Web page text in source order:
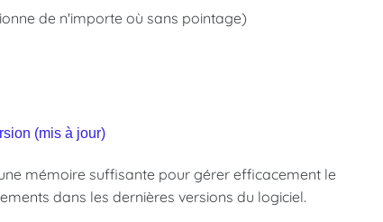
de n'importe où sans pointage)
(mis à jour)
mémoire suffisante pour gérer efficacement le
dans les dernières versions du logiciel.